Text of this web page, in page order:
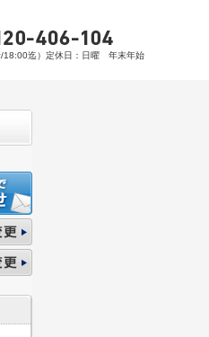
18:00迄）定休日：日曜 年末年始